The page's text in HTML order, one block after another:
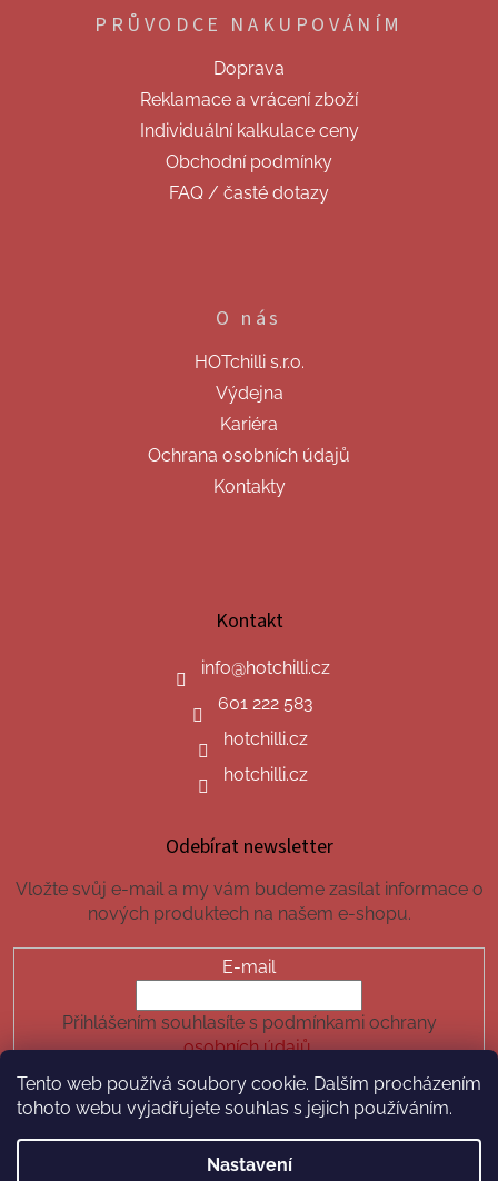
Tento web používá soubory cookie. Dalším procházením
tohoto webu vyjadřujete souhlas s jejich používáním.
Nastavení
PRŮVODCE NAKUPOVÁNÍM
Doprava
Reklamace a vrácení zboží
Individuální kalkulace ceny
Obchodní podmínky
FAQ / časté dotazy
O nás
HOTchilli s.r.o.
Výdejna
Kariéra
Ochrana osobních údajů
Kontakty
Kontakt
info@hotchilli.cz
601 222 583
hotchilli.cz
hotchilli.cz
Odebírat newsletter
Vložte svůj e-mail a my vám budeme zasílat informace o
nových produktech na našem e-shopu.
E-mail
Přihlášením souhlasíte s podmínkami ochrany
osobních údajů.
PŘIHLÁSIT SE